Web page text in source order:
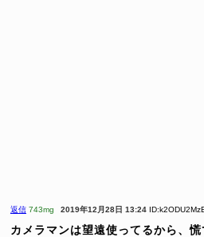
返信 743mg 2019年12月28日 13:24
カメラマンは望遠使ってるから、